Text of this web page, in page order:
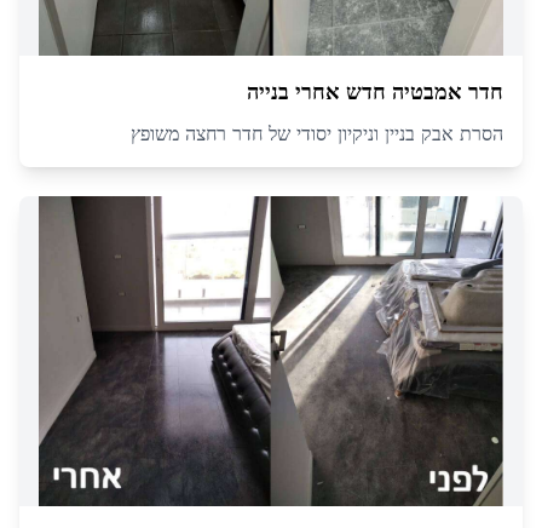
חדר אמבטיה חדש אחרי בנייה
הסרת אבק בניין וניקיון יסודי של חדר רחצה משופץ